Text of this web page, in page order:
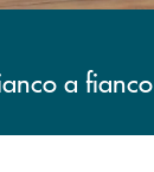
a fianco